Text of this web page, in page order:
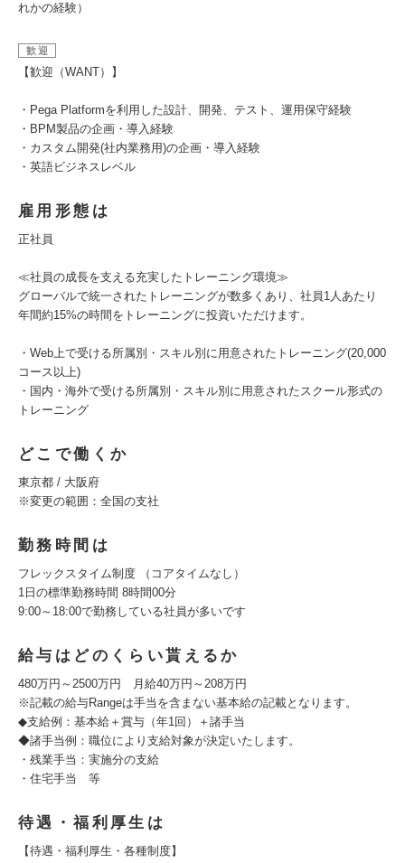
れかの経験）
歓迎
【歓迎（WANT）】
・Pega Platformを利用した設計、開発、テスト、運用保守経験
・BPM製品の企画・導入経験
・カスタム開発(社内業務用)の企画・導入経験
・英語ビジネスレベル
雇用形態は
正社員
≪社員の成長を支える充実したトレーニング環境≫
グローバルで統一されたトレーニングが数多くあり、社員1人あたり
年間約15%の時間をトレーニングに投資いただけます。
・Web上で受ける所属別・スキル別に用意されたトレーニング(20,000
コース以上)
・国内・海外で受ける所属別・スキル別に用意されたスクール形式の
トレーニング
どこで働くか
東京都 / 大阪府
※変更の範囲：全国の支社
勤務時間は
フレックスタイム制度 （コアタイムなし）
1日の標準勤務時間 8時間00分
9:00～18:00で勤務している社員が多いです
給与はどのくらい貰えるか
480万円～2500万円 月給40万円～208万円
※記載の給与Rangeは手当を含まない基本給の記載となります。
◆支給例：基本給＋賞与（年1回）＋諸手当
◆諸手当例：職位により支給対象が決定いたします。
・残業手当：実施分の支給
・住宅手当 等
待遇・福利厚生は
【待遇・福利厚生・各種制度】